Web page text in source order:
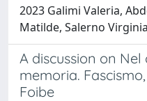
2023 Galimi Valeria,
Matilde, Salerno Virginia
A discussion on
memoria.
Foibe